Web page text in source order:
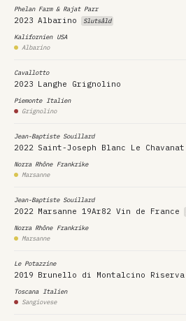
Phelan Farm & Rajat Parr
2023 Albarino Slutsåld
Kalifornien
USA
Albarino
Cavallotto
2023 Langhe Grignolino
Piemonte Italien
Grignolino
Jean-Baptiste Souillard
2022 Saint-Joseph Blanc Le Chavanat
Norra Rhône
Frankrike
Marsanne
Jean-Baptiste Souillard
2022 Marsanne 19Ar82 Vin de France
Norra Rhône
Frankrike
Marsanne
Le Potazzine
2019 Brunello di Montalcino Riserva
Toscana Italien
Sangiovese